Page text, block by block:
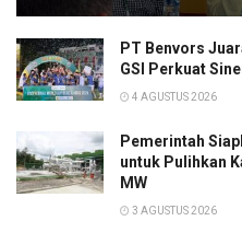
PT Benvors
GSI Perkuat
4 AGUSTUS 2026
Pemerintah
untuk Pulihkan
MW
3 AGUSTUS 2026